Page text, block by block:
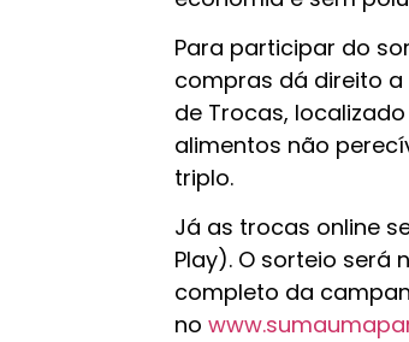
Para participar do
compras dá direito a
de Trocas,
alimentos não
triplo.
Já as trocas online
Play). O sorteio será
completo da
no